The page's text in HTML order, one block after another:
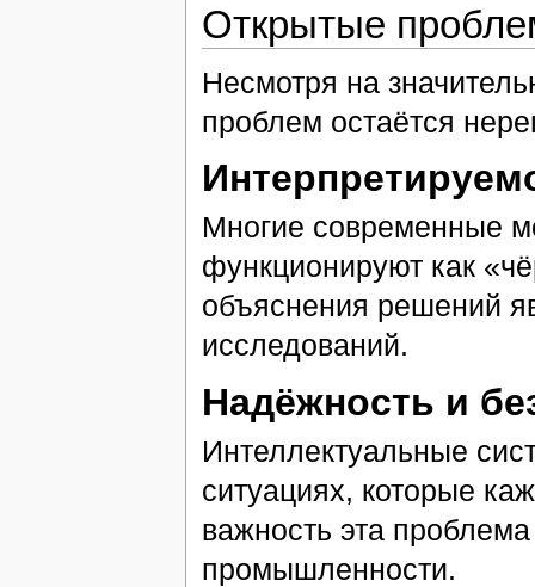
Открытые
Несмотря на
проблем остаётся
Многие современные
функционируют как
объяснения решений
исследований.
Надёжность и
Интеллектуальные
ситуациях, которые
важность эта
промышленности.